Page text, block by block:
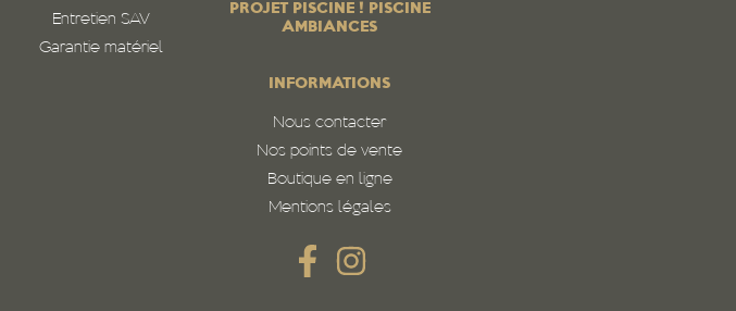
Entretien SAV
Garantie matériel
PROJET PISCINE ! PISCINE
AMBIANCES
INFORMATIONS
Nous contacter
Nos points de vente
Boutique en ligne
Mentions légales